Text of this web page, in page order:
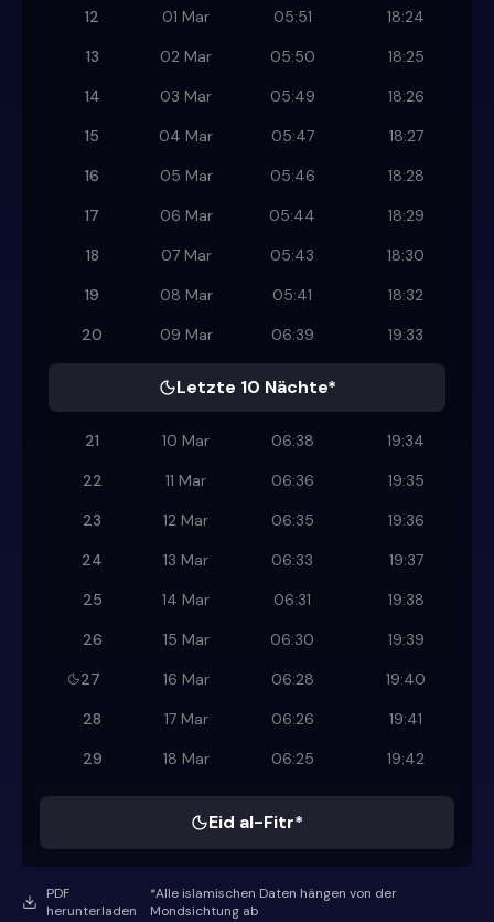
12
01 Mar 05:51
18:24
13
02 Mar 05:50
18:25
14
03 Mar 05:49
18:26
15
04 Mar 05:47
18:27
16
05 Mar 05:46
18:28
17
06 Mar 05:44
18:29
18
07 Mar 05:43
18:30
19
08 Mar 05:41
18:32
20
09 Mar 06:39 19:33
Letzte 10 Nächte*
21 10 Mar 06:38
19:34
22
11 Mar 06:36
19:35
23
12 Mar 06:35
19:36
24
13 Mar 06:33
19:37
25
14 Mar 06:31
19:38
26
15 Mar 06:30
19:39
27
16 Mar 06:28
19:40
28
17 Mar 06:26
19:41
29
18 Mar 06:25 19:42
Eid al-Fitr*
PDF
herunterladen
*Alle islamischen Daten hängen von der
Mondsichtung ab